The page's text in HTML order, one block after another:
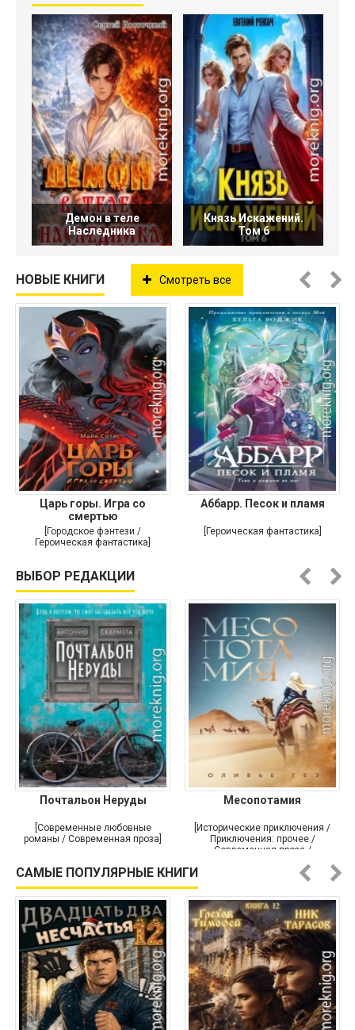
Демон в теле
Наследника
Князь Искажений.
Том 6
НОВЫЕ КНИГИ Смотреть все
Царь горы. Игра со
смертью
[Городское фэнтези /
Героическая фантастика]
Аббарр. Песок и пламя
[Героическая фантастика]
ВЫБОР РЕДАКЦИИ
Почтальон Неруды
[Современные любовные
романы / Современная проза]
Месопотамия
[Исторические приключения /
Приключения: прочее /
Современная проза /
САМЫЕ ПОПУЛЯРНЫЕ КНИГИ